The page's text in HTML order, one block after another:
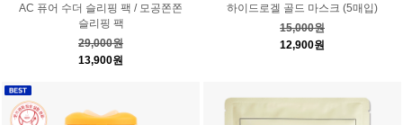
AC 퓨어 수더 슬리핑 팩 / 모공쫀쫀
슬리핑 팩
29,000원
13,900원
하이드로겔 골드 마스크 (5매입)
15,000원
12,900원